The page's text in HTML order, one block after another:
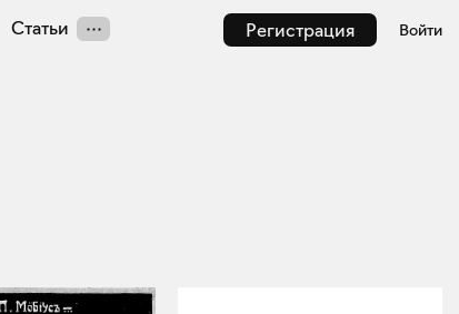
Регистрация Войти
Статьи